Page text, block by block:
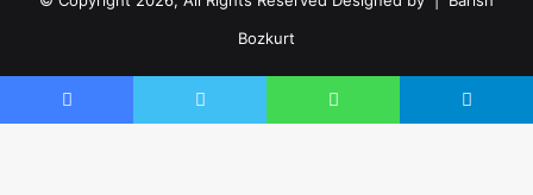
Bozkurt
FacebookInstagram
Facebook Twitter WhatsApp Telegram